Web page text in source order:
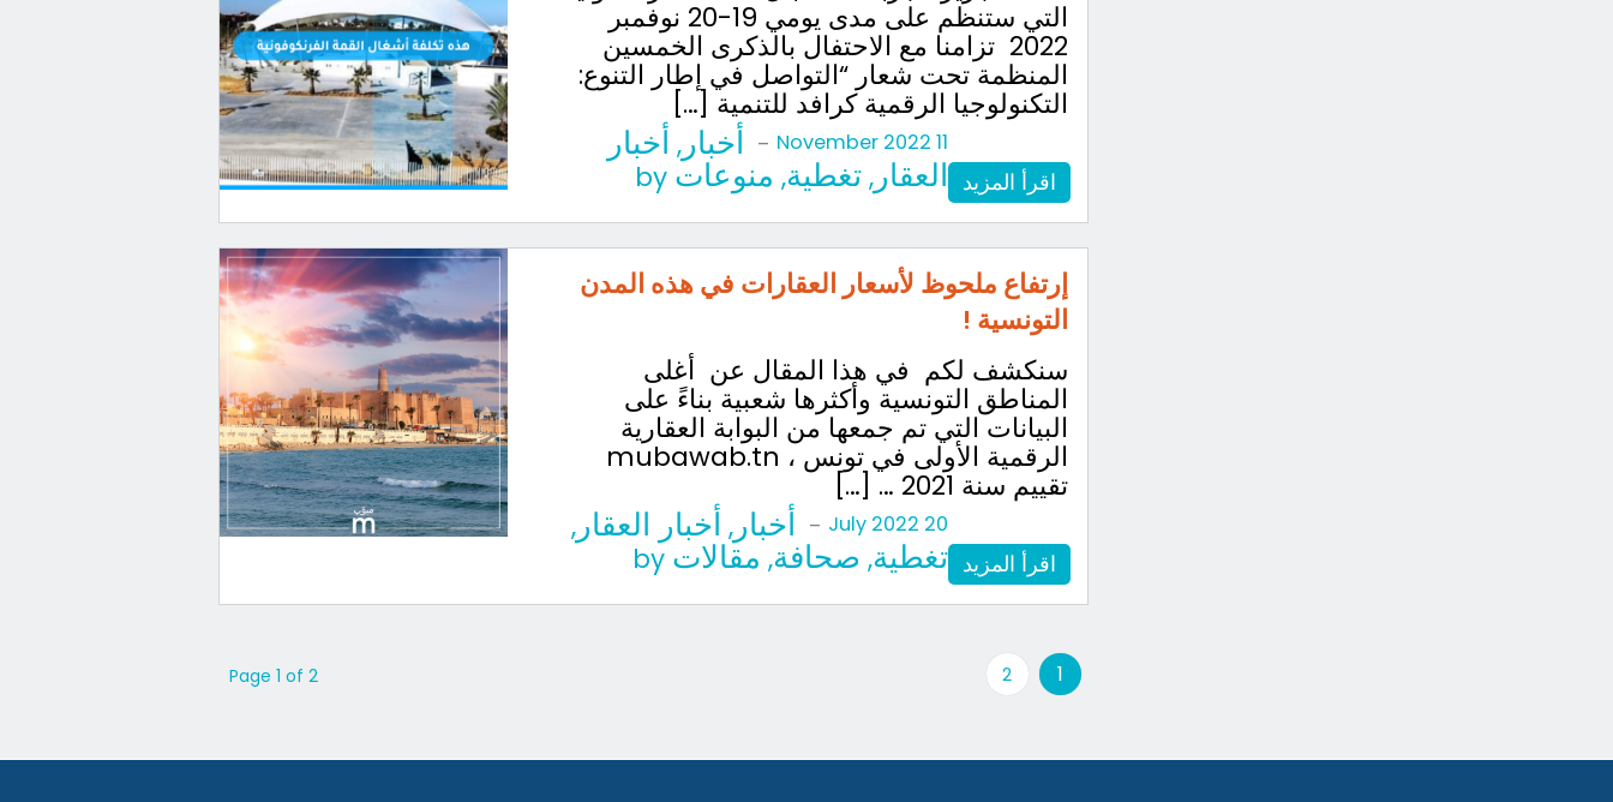
التي ستنظم على مدى يومي 19-20 نوفمبر
2022 تزامنا مع الاحتفال بالذكرى الخمسين
المنظمة تحت شعار “التواصل في إطار التنوع:
التكنولوجيا الرقمية كرافد للتنمية […]
اقرأ المزيد
11 November 2022
- أخبار, أخبار
العقار,تغطية, منوعات by
إرتفاع ملحوظ لأسعار العقارات في هذه المدن
التونسية !
سنكشف لكم في هذا المقال عن أغلى
المناطق التونسية وأكثرها شعبية بناءً على
البيانات التي تم جمعها من البوابة العقارية
الرقمية الأولى في تونس ، mubawab.tn
تقييم سنة 2021 … […]
اقرأ المزيد
20 July 2022
- أخبار, أخبار العقار,
تغطية, صحافة, مقالات by
Page 1 of 2 1
2